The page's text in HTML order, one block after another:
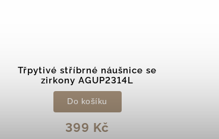
Třpytivé stříbrné náušnice se
zirkony AGUP2314L
399 Kč
Do košíku